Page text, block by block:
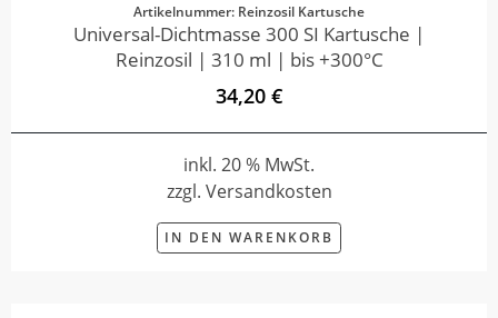
Artikelnummer: Reinzosil Kartusche
Universal-Dichtmasse 300 SI Kartusche |
Reinzosil | 310 ml | bis +300°C
34,20 €
inkl. 20 % MwSt.
zzgl. Versandkosten
IN DEN WARENKORB